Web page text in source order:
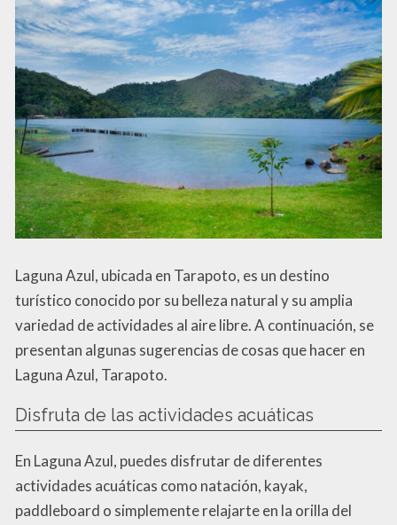
Laguna Azul, ubicada en Tarapoto, es un destino
turístico conocido por su belleza natural y su amplia
variedad de actividades al aire libre. A continuación, se
presentan algunas sugerencias de cosas que hacer en
Laguna Azul, Tarapoto.
Disfruta de las actividades acuáticas
En Laguna Azul, puedes disfrutar de diferentes
actividades acuáticas como natación, kayak,
paddleboard o simplemente relajarte en la orilla del